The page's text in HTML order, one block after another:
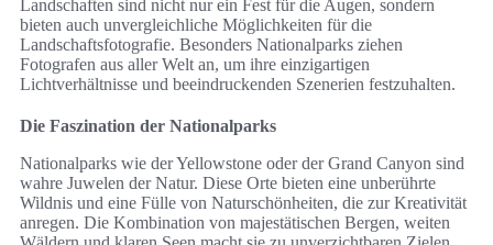
Landschaften sind nicht nur ein Fest für die Augen, sondern
bieten auch unvergleichliche Möglichkeiten für die
Landschaftsfotografie. Besonders Nationalparks ziehen
Fotografen aus aller Welt an, um ihre einzigartigen
Lichtverhältnisse und beeindruckenden Szenerien festzuhalten.
Die Faszination der Nationalparks
Nationalparks wie der Yellowstone oder der Grand Canyon sind
wahre Juwelen der Natur. Diese Orte bieten eine unberührte
Wildnis und eine Fülle von Naturschönheiten, die zur Kreativität
anregen. Die Kombination von majestätischen Bergen, weiten